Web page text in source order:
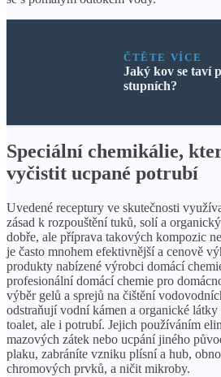
ČTĚTE VÍCE
Jaký kov se taví
stupních?
Speciální chemikálie,
vyčistit ucpané potrubí
Uvedené receptury ve skutečnosti
zásad k rozpouštění tuků, solí a
dobře, ale příprava takových kompozic
je často mnohem efektivnější a cenově
produkty nabízené výrobci domácí
profesionální domácí chemie pro
výběr gelů a sprejů na čištění
odstraňují vodní kámen a organické látky
toalet, ale i potrubí. Jejich používáním
mazových zátek nebo ucpání jiného
plaku, zabráníte vzniku plísní a hub,
chromových prvků, a ničit mikroby.